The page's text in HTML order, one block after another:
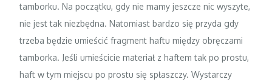
tamborku. Na początku, gdy nie mamy jeszcze nic wyszyte,
nie jest tak niezbędna. Natomiast bardzo się przyda gdy
trzeba będzie umieścić fragment haftu między obręczami
tamborka. Jeśli umieścicie materiał z haftem tak po prostu,
haft w tym miejscu po prostu się spłaszczy. Wystarczy